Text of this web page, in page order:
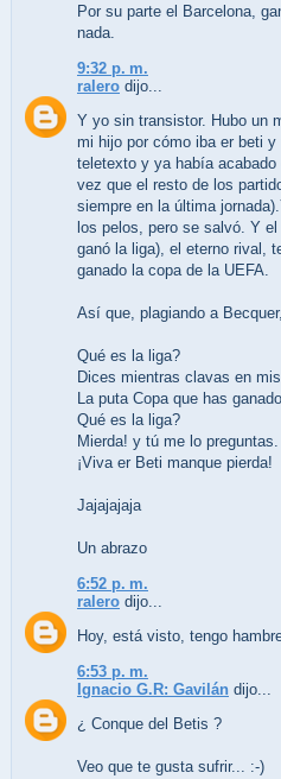
Por su parte el Barcelona,
nada.
9:32 p. m.
ralero dijo...
Y yo sin transistor. Hubo un
mi hijo por cómo iba er beti
teletexto y ya había
vez que el resto de los
siempre en la última
los pelos, pero se salvó. Y
ganó la liga), el eterno rival,
ganado la copa de la UEFA.
Así que, plagiando a
Qué es la liga?
Dices mientras clavas en
La puta Copa que has
Qué es la liga?
Mierda! y tú me lo preguntas.
¡Viva er Beti manque pierda!
Jajajajaja
Un abrazo
6:52 p. m.
ralero dijo...
Hoy, está visto, tengo
6:53 p. m.
Ignacio G.R: Gavilán dijo...
¿ Conque del Betis ?
Veo que te gusta sufrir... :-)